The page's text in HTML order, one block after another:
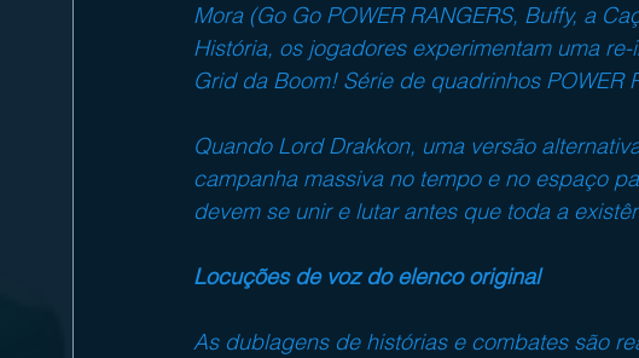
Mora (Go Go POWER RANGERS, Buffy, a
História, os jogadores experimentam uma
Grid da Boom! Série de quadrinhos POWER
Quando Lord Drakkon, uma versão
campanha massiva no tempo e no espaço
devem se unir e lutar antes que toda a
Locuções de voz do elenco original
As dublagens de histórias e combates são